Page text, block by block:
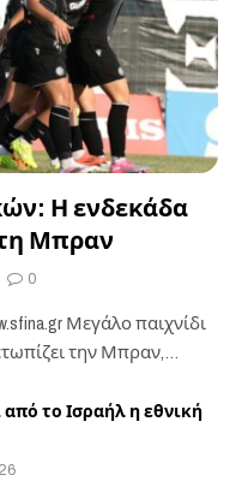
Η ενδεκάδα
Μπραν
0
Μεγάλο παιχνίδι
την Μπραν,…
από το Ισραήλ η εθνική